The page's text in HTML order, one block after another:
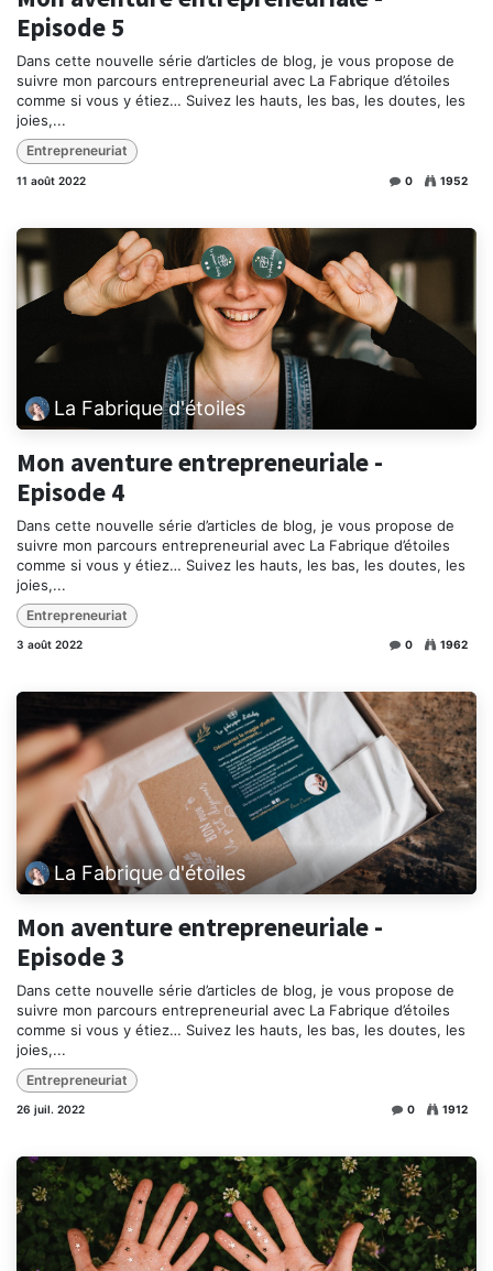
Episode 5
Dans cette nouvelle série d’articles de blog, je vous propose de
suivre mon parcours entrepreneurial avec La Fabrique d’étoiles
comme si vous y étiez… Suivez les hauts, les bas, les doutes, les
joies,...
Entrepreneuriat
11 août 2022 0 1952
La Fabrique d'étoiles
Mon aventure entrepreneuriale -
Episode 4
Dans cette nouvelle série d’articles de blog, je vous propose de
suivre mon parcours entrepreneurial avec La Fabrique d’étoiles
comme si vous y étiez… Suivez les hauts, les bas, les doutes, les
joies,...
Entrepreneuriat
3 août 2022 0 1962
La Fabrique d'étoiles
Mon aventure entrepreneuriale -
Episode 3
Dans cette nouvelle série d’articles de blog, je vous propose de
suivre mon parcours entrepreneurial avec La Fabrique d’étoiles
comme si vous y étiez… Suivez les hauts, les bas, les doutes, les
joies,...
Entrepreneuriat
26 juil. 2022 0 1912